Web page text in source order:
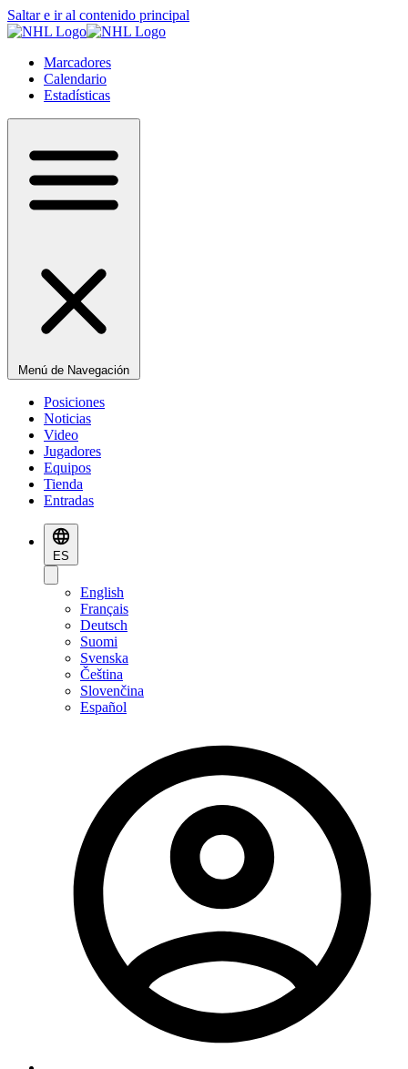
Saltar e ir al contenido principal
Marcadores
Calendario
Estadísticas
Menú de Navegación
Posiciones
Noticias
Video
Jugadores
Equipos
Tienda
Entradas
ES
English
Français
Deutsch
Suomi
Svenska
Čeština
Slovenčina
Español